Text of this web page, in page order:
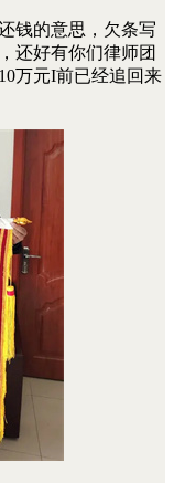
钱的意思，欠条写
还好有你们律师团
万元I前已经追回来